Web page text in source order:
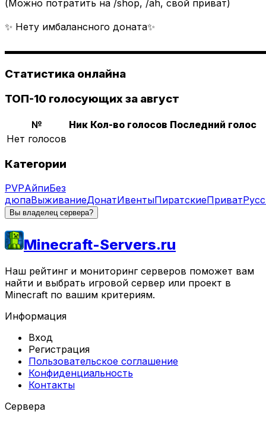
(Можно потратить на /shop, /ah, свой приват)
✨ Нету имбалансного доната✨
Статистика онлайна
ТОП-10 голосующих за август
№ Ник Кол-во голосов Последний голос
Нет голосов
Категории
PVPАйпиБез
дюпаВыживаниеДонатИвентыПиратскиеПриват
Вы владелец сервера?
Minecraft-Servers.ru
Наш рейтинг и мониторинг серверов поможет вам
найти и выбрать игровой сервер или проект в
Minecraft по вашим критериям.
Информация
Вход
Регистрация
Пользовательское соглашение
Конфиденциальность
Контакты
Сервера